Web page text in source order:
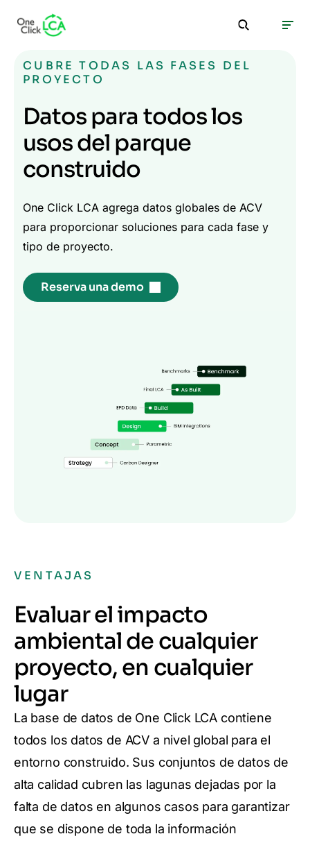
CUBRE TODAS LAS FASES DEL
PROYECTO
Datos para todos los
usos del parque
construido
One Click LCA agrega datos globales de ACV
para proporcionar soluciones para cada fase y
tipo de proyecto.
Reserva una demo
VENTAJAS
Evaluar el impacto
ambiental de cualquier
proyecto, en cualquier
lugar
La base de datos de One Click LCA contiene
todos los datos de ACV a nivel global para el
entorno construido. Sus conjuntos de datos de
alta calidad cubren las lagunas dejadas por la
falta de datos en algunos casos para garantizar
que se dispone de toda la información